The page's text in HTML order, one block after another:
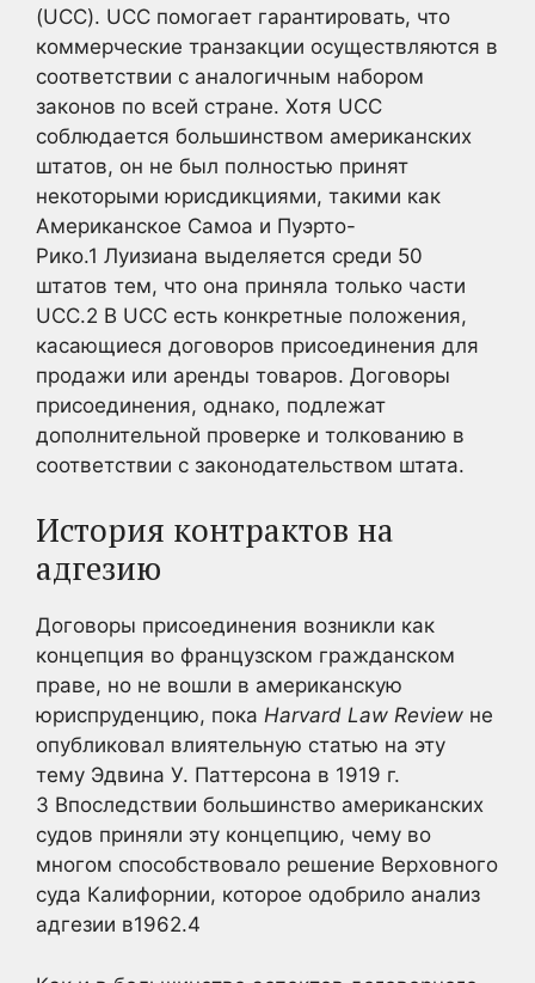
(UCC). UCC помогает гарантировать, что
коммерческие транзакции осуществляются в
соответствии с аналогичным набором
законов по всей стране. Хотя UCC
соблюдается большинством американских
штатов, он не был полностью принят
некоторыми юрисдикциями, такими как
Американское Самоа и Пуэрто-
Рико.1 Луизиана выделяется среди 50
штатов тем, что она приняла только части
UCC.2 В UCC есть конкретные положения,
касающиеся договоров присоединения для
продажи или аренды товаров. Договоры
присоединения, однако, подлежат
дополнительной проверке и толкованию в
соответствии с законодательством штата.
История контрактов на
адгезию
Договоры присоединения возникли как
концепция во французском гражданском
праве, но не вошли в американскую
юриспруденцию, пока Harvard Law Review не
опубликовал влиятельную статью на эту
тему Эдвина У. Паттерсона в 1919 г.
3 Впоследствии большинство американских
судов приняли эту концепцию, чему во
многом способствовало решение Верховного
суда Калифорнии, которое одобрило анализ
адгезии в1962.4